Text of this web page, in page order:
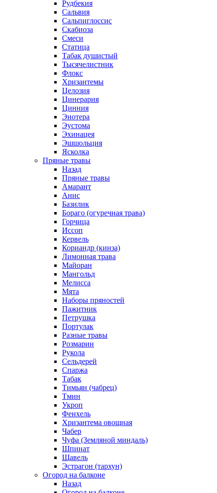
Рудбекия
Сальвия
Сальпиглоссис
Скабиоза
Смеси
Статица
Табак душистый
Тысячелистник
Флокс
Хризантемы
Целозия
Цинерария
Цинния
Энотера
Эустома
Эхинацея
Эшшольция
Ясколка
Пряные травы
Назад
Пряные травы
Амарант
Анис
Базилик
Бораго (огуречная трава)
Горчица
Иссоп
Кервель
Кориандр (кинза)
Лимонная трава
Майоран
Мангольд
Мелисса
Мята
Наборы пряностей
Пажитник
Петрушка
Портулак
Разные травы
Розмарин
Рукола
Сельдерей
Спаржа
Табак
Тимьян (чабрец)
Тмин
Укроп
Фенхель
Хризантема овощная
Чабер
Чуфа (Земляной миндаль)
Шпинат
Щавель
Эстрагон (тархун)
Огород на балконе
Назад